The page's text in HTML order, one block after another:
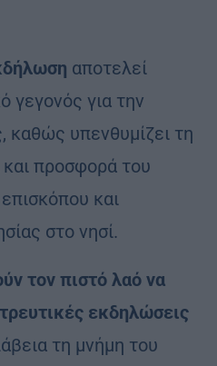
αποτελεί
γεγονός για την
καθώς υπενθυμίζει τη
και προσφορά του
και
στο νησί.
τον πιστό λαό να
εκδηλώσεις
τη μνήμη του